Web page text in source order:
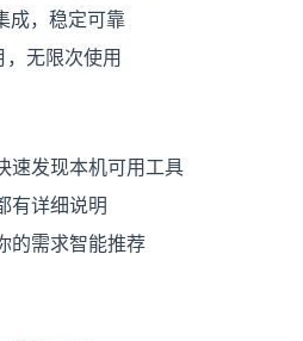
成，稳定可靠
，无限次使用
速发现本机可用工具
有详细说明
的需求智能推荐